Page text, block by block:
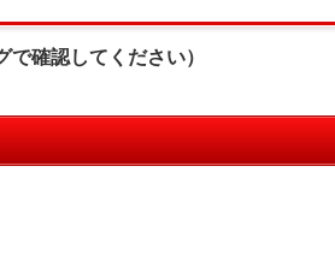
確認してください）